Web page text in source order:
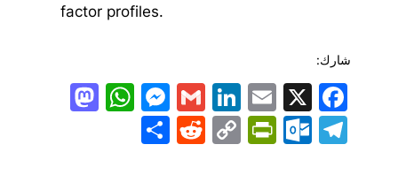
factor profiles.
شارك:
Facebook
X
Email
LinkedIn
Gmail
Telegram
Outlook.com
PrintFriendly
Copy
Reddit
Share